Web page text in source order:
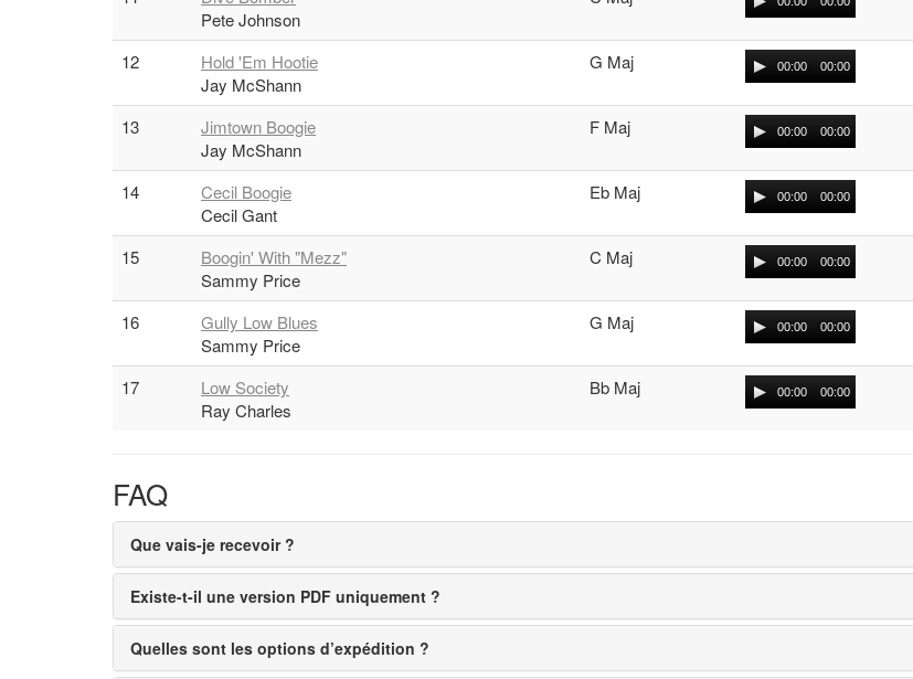
Pete Johnson
12
Hold 'Em Hootie
Jay McShann
G Maj 00:00 00:00
13
Jimtown Boogie
Jay McShann
F Maj 00:00 00:00
14
Cecil Boogie
Cecil Gant
Eb Maj 00:00 00:00
15
Boogin' With "Mezz"
Sammy Price
C Maj 00:00 00:00
16
Gully Low Blues
Sammy Price
G Maj 00:00 00:00
17
Low Society
Ray Charles
Bb Maj 00:00 00:00
FAQ
Que vais-je recevoir ?
Existe-t-il une version PDF uniquement ?
Quelles sont les options d’expédition ?